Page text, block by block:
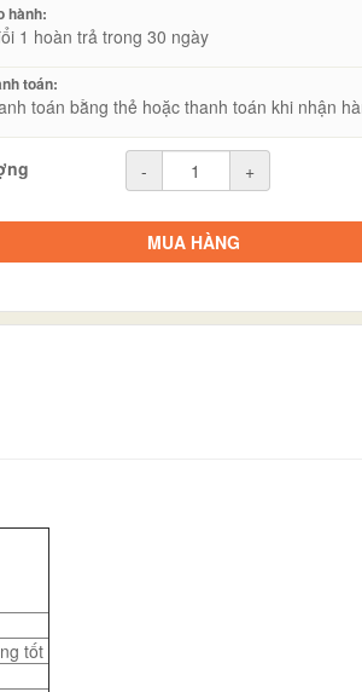
hành:
1 hoàn trả trong 30 ngày
toán:
toán bằng thẻ hoặc thanh toán khi nhận
- +
MUA HÀNG
tốt